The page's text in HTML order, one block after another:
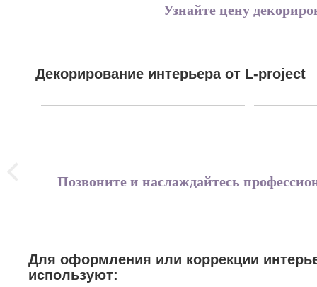
Узнайте цену
Декорирование интерьера от L-project
Позвоните и наслаждайтесь
Для оформления или коррекции
используют: